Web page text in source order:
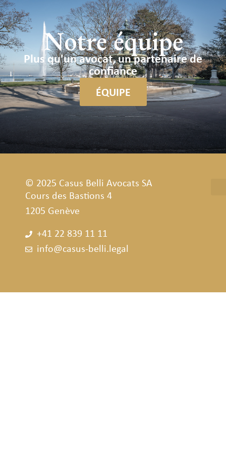
Notre équipe
Plus qu'un avocat, un partenaire de
confiance
ÉQUIPE
© 2025 Casus Belli Avocats SA
Cours des Bastions 4
1205 Genève
+41 22 839 11 11
info@casus-belli.legal